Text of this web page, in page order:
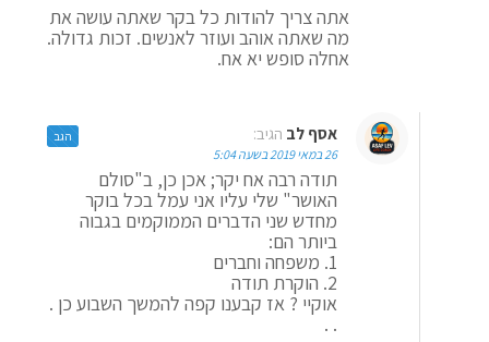
אתה צריך להודות כל בקר שאתה עושה את
מה שאתה אוהב ועוזר לאנשים. זכות גדולה.
אחלה סופש יא אח.
אסף לב הגיב:
26 במאי 2019 בשעה 5:04
תודה רבה אח יקר; אכן כן, ב"סולם
האושר" שלי עליו אני עמל בכל בוקר
מחדש שני הדברים הממוקמים בגבוה
ביותר הם:
1. משפחה וחברים
2. הוקרת תודה
אוקיי ? אז קבענו קפה להמשך השבוע כן .
. .
הגב